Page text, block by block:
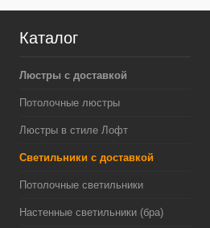
Каталог
Люстры с доставкой
Потолочные люстры
Люстры в стиле Лофт
Светильники с доставкой
Потолочные светильники
Настенные светильники (бра)